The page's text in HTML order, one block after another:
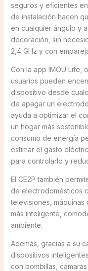
seguros y eficientes
de instalación hacen
en cualquier ángulo y
decoración, sin
2,4 GHz y con
Con la app IMOU Life,
usuarios pueden
dispositivo desde
de apagar un
ayuda a optimizar el
un hogar más
consumo de energía
estimar el gasto
para controlarlo y
El CE2P también
de electrodomésticos
televisiones, máquinas
más inteligente,
ambiente.
Además, gracias a su
dispositivos
con bombillas,